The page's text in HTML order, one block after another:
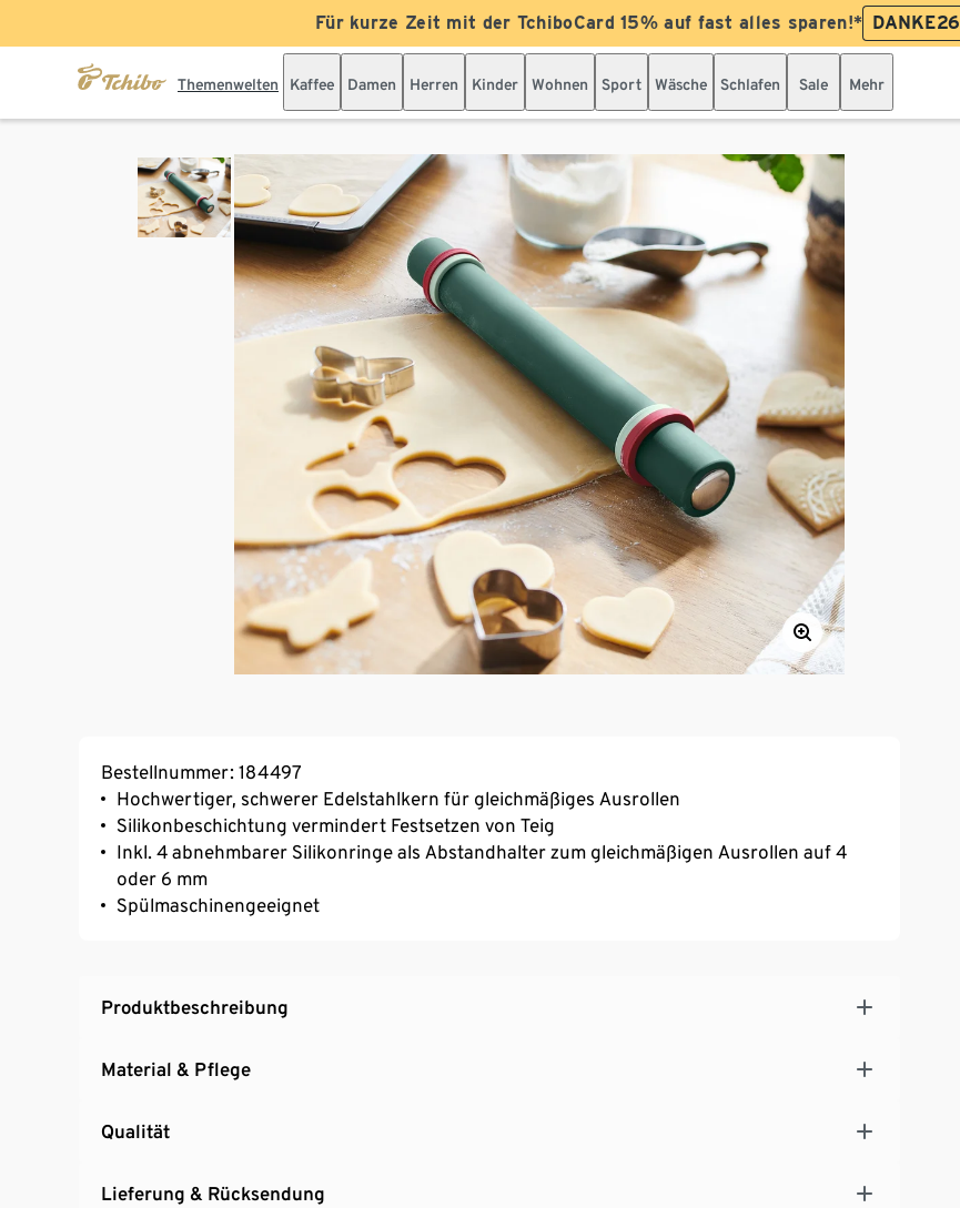
Für kurze Zeit mit der TchiboCard 15% auf fast alles sparen!* DANKE26
Themenwelten Kaffee Damen Herren Kinder Wohnen Sport Wäsche Schlafen Sale Mehr
Bestellnummer: 184497
Hochwertiger, schwerer Edelstahlkern für gleichmäßiges Ausrollen
Silikonbeschichtung vermindert Festsetzen von Teig
Inkl. 4 abnehmbarer Silikonringe als Abstandhalter zum gleichmäßigen Ausrollen auf 4
oder 6 mm
Spülmaschinengeeignet
Produktbeschreibung
Material & Pflege
Qualität
Lieferung & Rücksendung